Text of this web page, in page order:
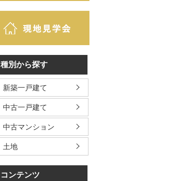
種別から探す
新築一戸建て
中古一戸建て
中古マンション
土地
コンテンツ